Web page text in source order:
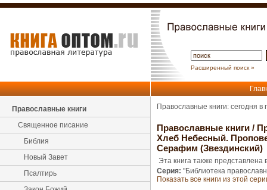
Расширенный поиск »
Православные книги
Священное писание
Библия
Новый Завет
Псалтирь
Православные книги: сегодня
Православные книги /
Хлеб Небесный.
Серафим (Звездинский)
Эта книга также представлена
Серия: "Библиотека
Показать все книги из этой